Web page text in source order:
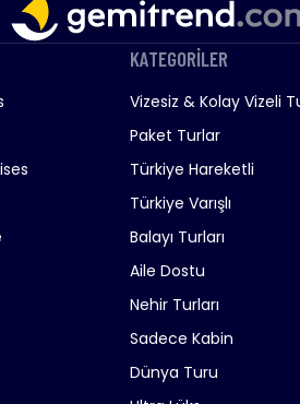
KATEGORİLER
Vizesiz & Kolay Vizeli
Paket Turlar
Türkiye Hareketli
Türkiye Varışlı
Balayı Turları
Aile Dostu
Nehir Turları
Sadece Kabin
Dünya Turu